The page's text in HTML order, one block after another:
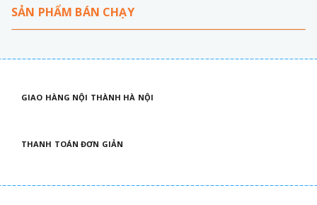
SẢN PHẨM BÁN CHẠY
GIAO HÀNG NỘI THÀNH HÀ NỘI
THANH TOÁN ĐƠN GIẢN